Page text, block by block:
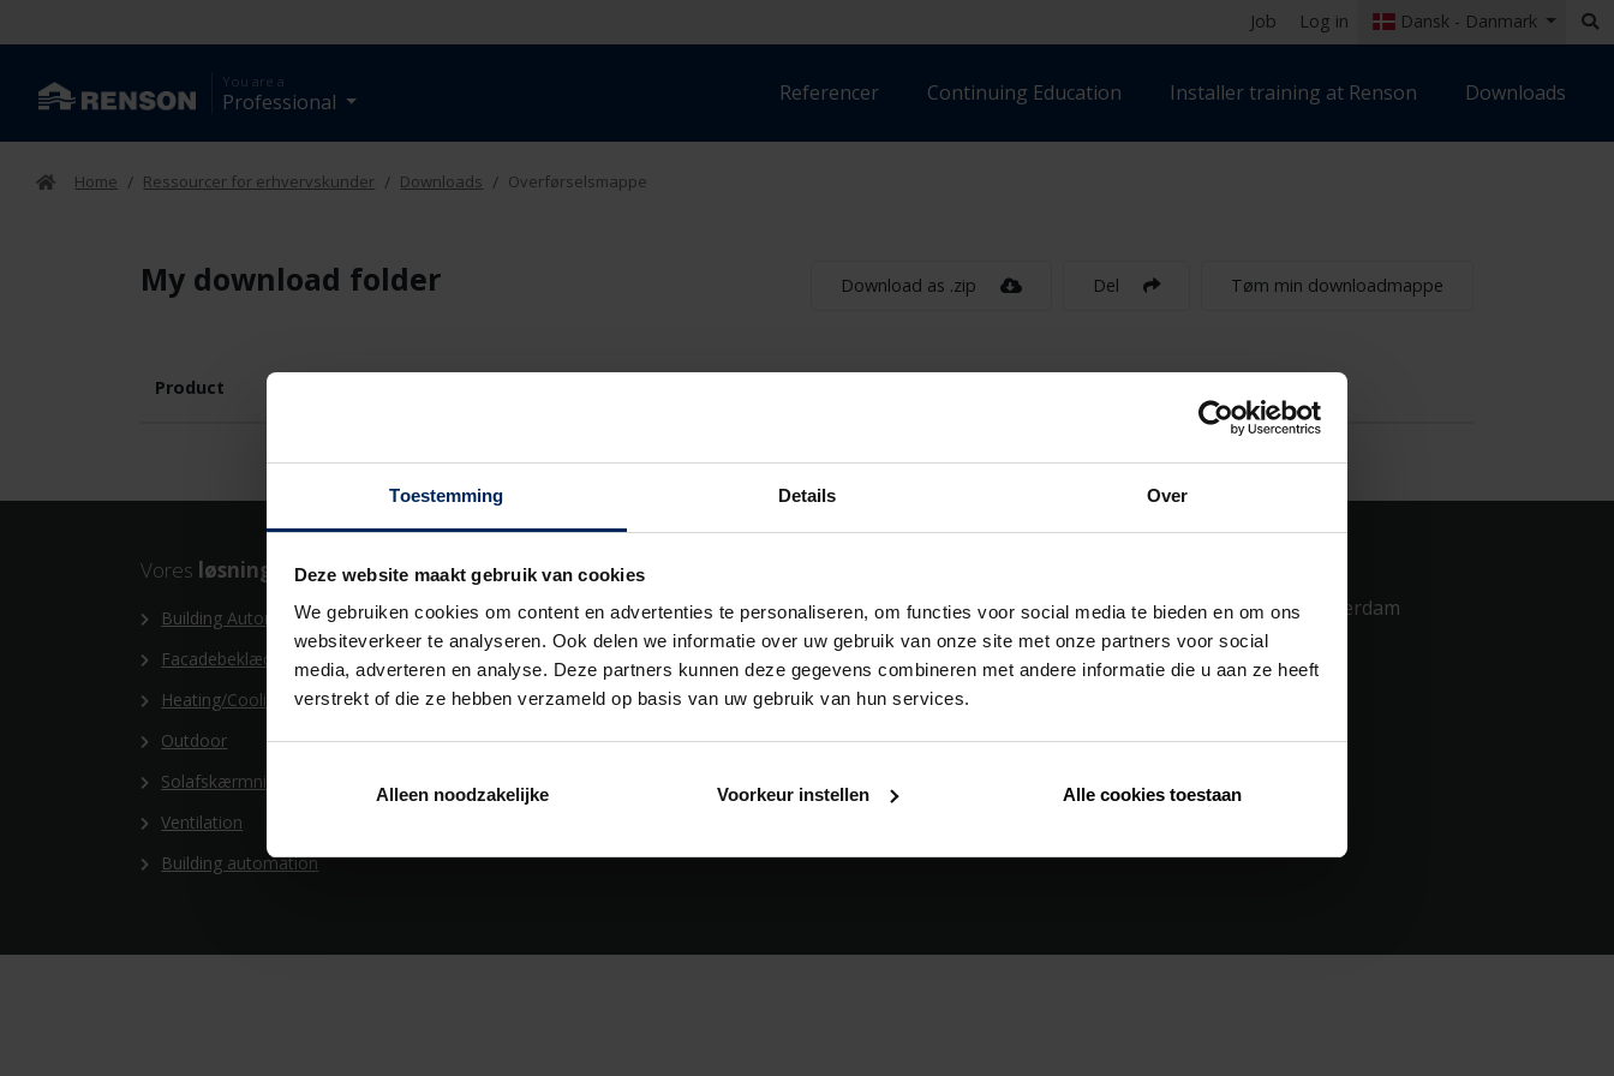
Toestemming Details Over
Deze website maakt gebruik van cookies
We gebruiken cookies om content en advertenties te personaliseren, om functies voor social media te bieden en om ons
websiteverkeer te analyseren. Ook delen we informatie over uw gebruik van onze site met onze partners voor social
media, adverteren en analyse. Deze partners kunnen deze gegevens combineren met andere informatie die u aan ze heeft
verstrekt of die ze hebben verzameld op basis van uw gebruik van hun services.
Alleen noodzakelijke Voorkeur instellen Alle cookies toestaan
Job Log in Dansk - Danmark
You are a
Professional Referencer Continuing Education Installer training at Renson Downloads
Home / Ressourcer for erhvervskunder / Downloads / Overførselsmappe
My download folder Download as .zip Del Tøm min downloadmappe
Product
Vores løsninger
Building Automation
Facadebeklædning
Heating/Cooling
Outdoor
Solafskærmning
Ventilation
Building automation
Vorestotalløsninger
Koncept for en sund skole
Koncept for sunde boliger
Koncept for sunde lejligheder
Koncept for sundhedspleje
BIM Support
POS Manual
General sales conditions
Lead tool
Industriezone 2 Vijverdam
Maalbeekstraat 10
B-8790 Waregem